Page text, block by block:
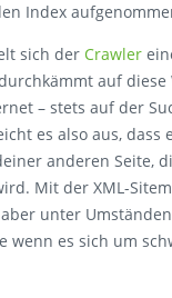
Index
sich der Crawler
auf diese
– stets auf der
es also aus, dass
anderen Seite,
Mit der XML-
unter
wenn es sich um